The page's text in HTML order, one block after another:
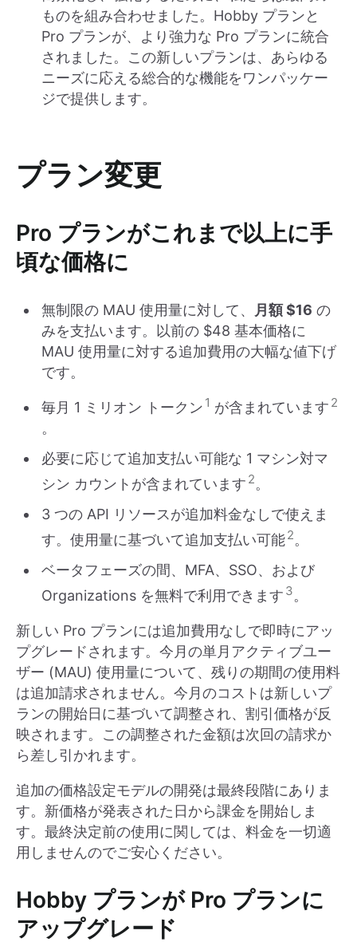
ものを組み合わせました。Hobby プランと
Pro プランが、より強力な Pro プランに統合
されました。この新しいプランは、あらゆる
ニーズに応える総合的な機能をワンパッケー
ジで提供します。
プラン変更
Pro プランがこれまで以上に手
頃な価格に
無制限の MAU 使用量に対して、 月額 $16 の
みを支払います。以前の $48 基本価格に
MAU 使用量に対する追加費用の大幅な値下げ
です。
毎月 1 ミリオン トークン 1 が含まれています 2
。
必要に応じて追加支払い可能な 1 マシン対マ
シン カウントが含まれています 2。
3 つの API リソースが追加料金なしで使えま
す。使用量に基づいて追加支払い可能2。
ベータフェーズの間、MFA、SSO、および
Organizations を無料で利用できます 3。
新しい Pro プランには追加費用なしで即時にアッ
プグレードされます。今月の単月アクティブユー
ザー (MAU) 使用量について、残りの期間の使用料
は追加請求されません。今月のコストは新しいプ
ランの開始日に基づいて調整され、割引価格が反
映されます。この調整された金額は次回の請求か
ら差し引かれます。
追加の価格設定モデルの開発は最終段階にありま
す。新価格が発表された日から課金を開始しま
す。最終決定前の使用に関しては、料金を一切適
用しませんのでご安心ください。
Hobby プランが Pro プランに
アップグレード